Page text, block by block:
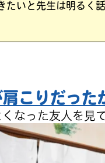
たいと先生は明るく
肩こりだった
なった友人を見